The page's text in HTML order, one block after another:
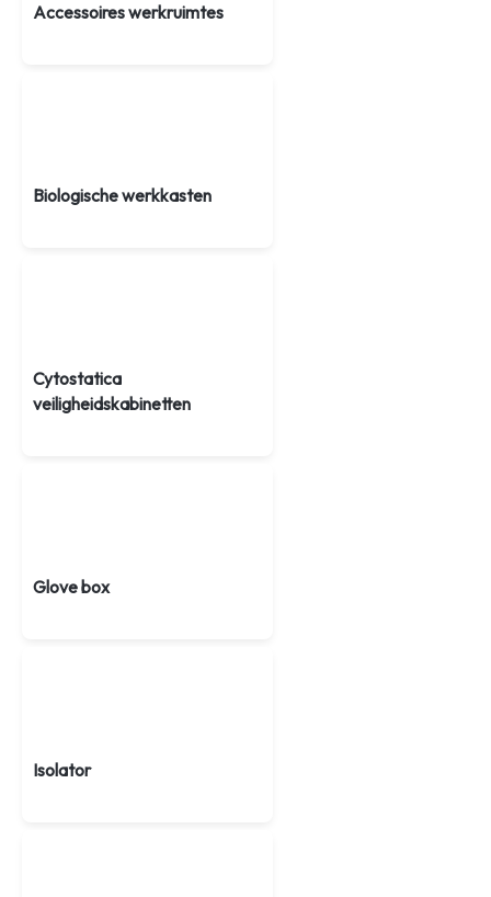
Accessoires werkruimtes
Biologische werkkasten
Cytostatica
veiligheidskabinetten
Glove box
Isolator